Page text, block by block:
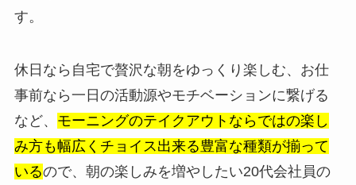
す。
休日なら自宅で贅沢な朝をゆっくり楽しむ、お仕
事前なら一日の活動源やモチベーションに繋げる
など、 モーニングのテイクアウトならではの楽し
み方も幅広くチョイス出来る豊富な種類が揃って
いるので、朝の楽しみを増やしたい20代会社員の